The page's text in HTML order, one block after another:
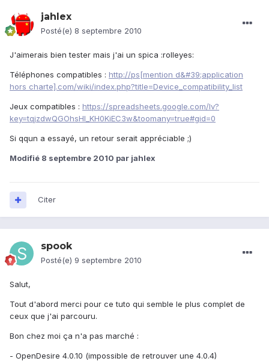
jahlex
Posté(e) 8 septembre 2010
J'aimerais bien tester mais j'ai un spica :rolleyes:
Téléphones compatibles : http://ps[mention d&#39;application
hors charte].com/wiki/index.php?title=Device_compatibility_list
Jeux compatibles : https://spreadsheets.google.com/lv?
key=tqjzdwQGOhsHl_KH0KiEC3w&toomany=true#gid=0
Si qqun a essayé, un retour serait appréciable ;)
Modifié 8 septembre 2010 par jahlex
Citer
spook
Posté(e) 9 septembre 2010
Salut,
Tout d'abord merci pour ce tuto qui semble le plus complet de
ceux que j'ai parcouru.
Bon chez moi ça n'a pas marché :
- OpenDesire 4.0.10 (impossible de retrouver une 4.0.4)